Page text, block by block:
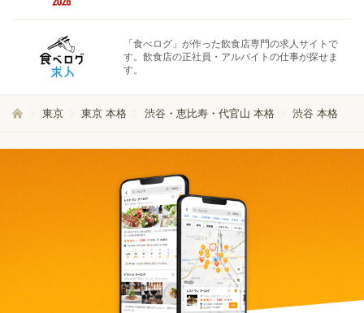
「食べログ」が作った飲食店専門の求人サイトで
す。飲食店の正社員・アルバイトの仕事が探せま
す。
東京 東京 本格 渋谷・恵比寿・代官山 本格 渋谷 本格